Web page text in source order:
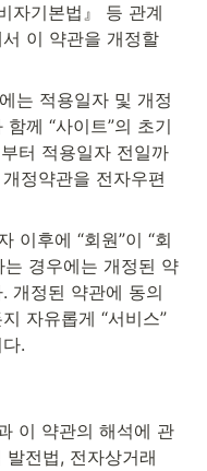
자기본법』 등 관계
이 약관을 개정할
는 적용일자 및 개정
께 “사이트”의 초기
터 적용일자 전일까
정약관을 전자우편
이후에 “회원”이 “회
는 경우에는 개정된 약
개정된 약관에 동의
자유롭게 “서비스”
.
이 약관의 해석에 관
전법, 전자상거래